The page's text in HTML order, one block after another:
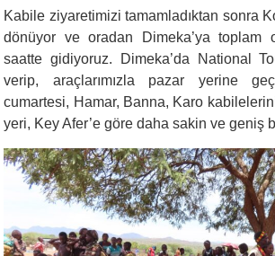
Kabile ziyaretimizi tamamladıktan sonra
dönüyor ve oradan Dimeka’ya toplam
saatte gidiyoruz. Dimeka’da National
verip, araçlarımızla pazar yerine
cumartesi, Hamar, Banna, Karo
yeri, Key Afer’e göre daha sakin ve geniş